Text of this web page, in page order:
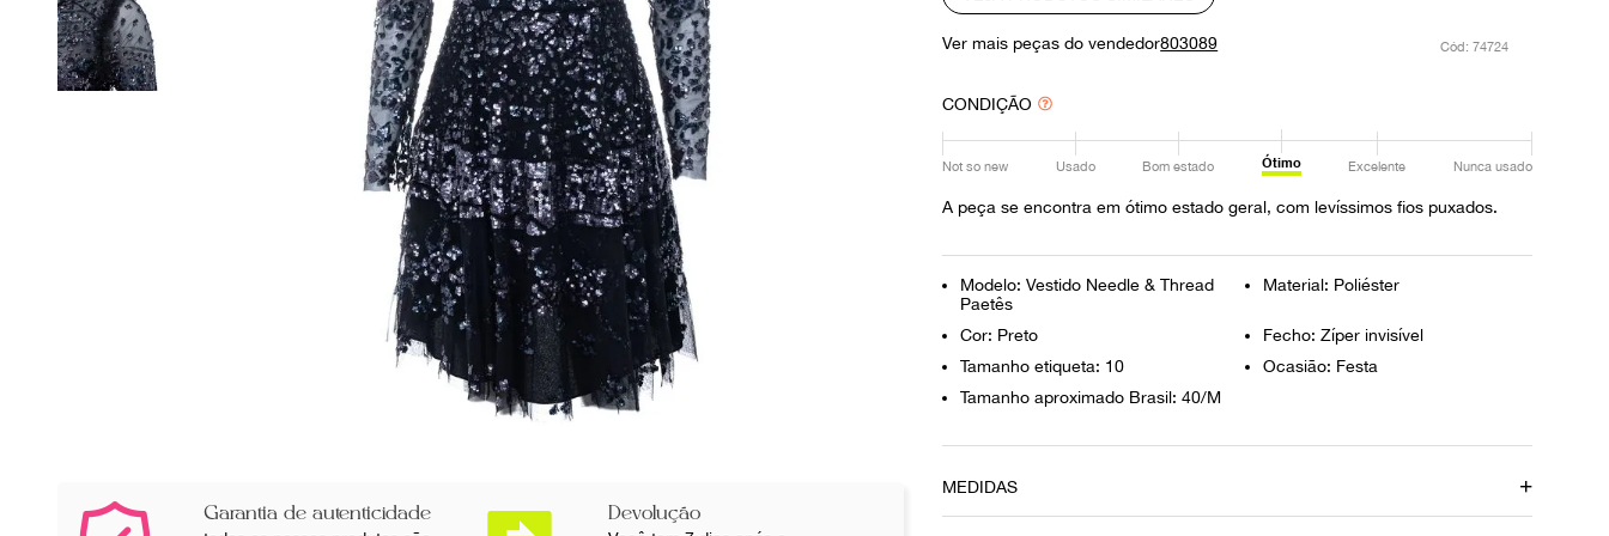
Garantia de autenticidade Devolução
Ver mais peças do vendedor803089 : 74724
CONDIÇÃO
Not so new Usado Bom estado Ótimo Excelente Nunca usado
A peça se encontra em ótimo estado geral, com levíssimos fios puxados.
Modelo: Vestido Needle & Thread
Paetês
Material: Poliéster
Cor: Preto
Fecho: Zíper invisível
Tamanho etiqueta: 10
Ocasião: Festa
Tamanho aproximado Brasil: 40/M
MEDIDAS